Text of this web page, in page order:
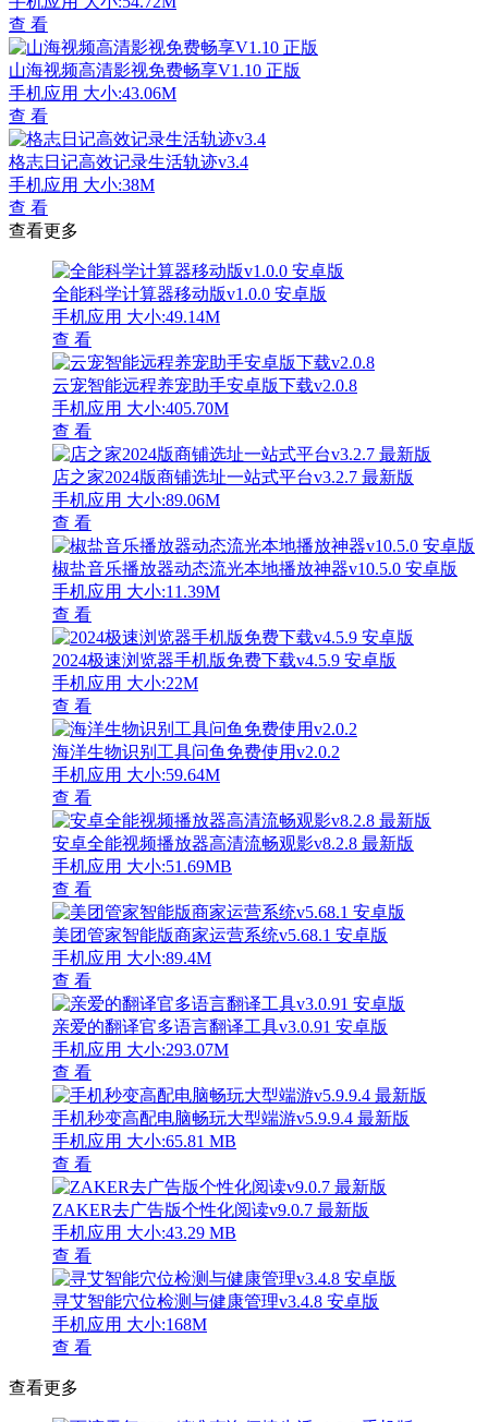
查 看
山海视频高清影视免费畅享V1.10 正版
手机应用 大小:43.06M
查 看
格志日记高效记录生活轨迹v3.4
手机应用 大小:38M
查 看
查看更多
全能科学计算器移动版v1.0.0 安卓版
手机应用 大小:49.14M
查 看
云宠智能远程养宠助手安卓版下载v2.0.8
手机应用 大小:405.70M
查 看
店之家2024版商铺选址一站式平台v3.2.7 最新版
手机应用 大小:89.06M
查 看
椒盐音乐播放器动态流光本地播放神器v10.5.0 安卓版
手机应用 大小:11.39M
查 看
2024极速浏览器手机版免费下载v4.5.9 安卓版
手机应用 大小:22M
查 看
海洋生物识别工具问鱼免费使用v2.0.2
手机应用 大小:59.64M
查 看
安卓全能视频播放器高清流畅观影v8.2.8 最新版
手机应用 大小:51.69MB
查 看
美团管家智能版商家运营系统v5.68.1 安卓版
手机应用 大小:89.4M
查 看
亲爱的翻译官多语言翻译工具v3.0.91 安卓版
手机应用 大小:293.07M
查 看
手机秒变高配电脑畅玩大型端游v5.9.9.4 最新版
手机应用 大小:65.81 MB
查 看
ZAKER去广告版个性化阅读v9.0.7 最新版
手机应用 大小:43.29 MB
查 看
寻艾智能穴位检测与健康管理v3.4.8 安卓版
手机应用 大小:168M
查 看
查看更多